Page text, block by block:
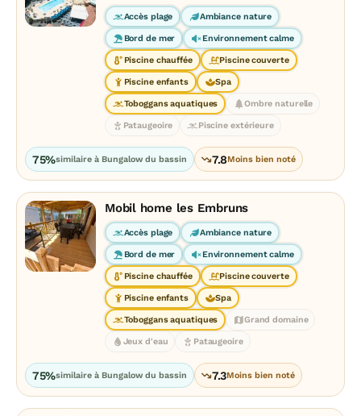
Accès plage Ambiance nature
Bord de mer Environnement calme
Piscine chauffée Piscine couverte
Piscine enfants Spa
Toboggans aquatiques Ombre naturelle
Pataugeoire Piscine extérieure
75%similaire à Bungalow du bassin 7.8Moins bien noté
Mobil home les Embruns
Accès plage Ambiance nature
Bord de mer Environnement calme
Piscine chauffée Piscine couverte
Piscine enfants Spa
Toboggans aquatiques Grand domaine
Jeux d'eau Pataugeoire
75%similaire à Bungalow du bassin 7.3Moins bien noté